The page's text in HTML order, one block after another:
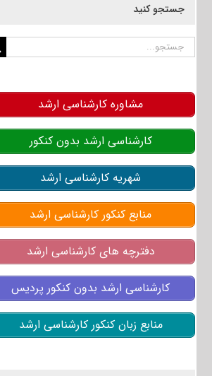
جستجو کنید
جستجو
مشاوره کارشناسی ارشد
کارشناسی ارشد بدون کنکور
شهریه کارشناسی ارشد
منابع کنکور کارشناسی ارشد
دفترچه های کارشناسی ارشد
کارشناسی ارشد بدون کنکور پردیس
منابع زبان کنکور کارشناسی ارشد